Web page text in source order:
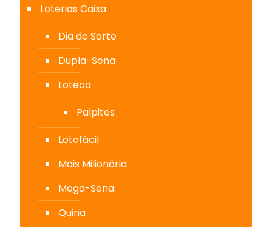
Loterias Caixa
Dia de Sorte
Dupla-Sena
Loteca
Palpites
Lotofácil
Mais Milionária
Mega-Sena
Quina